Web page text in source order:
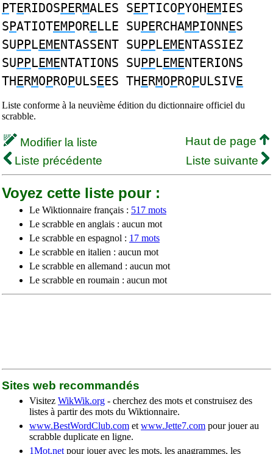
PTERIDOSPERMALES SEPTICOPYOHEMIES
SPATIOTEMPORELLE SUPERCHAMPIONNES
SUPPLEMENTASSENT SUPPLEMENTASSIEZ
SUPPLEMENTATIONS SUPPLEMENTERIONS
THERMOPROPULSEES THERMOPROPULSIVE
Liste conforme à la neuvième édition du dictionnaire officiel du
scrabble.
Modifier la liste
Haut de page
Liste précédente
Liste suivante
Voyez cette liste pour :
Le Wiktionnaire français : 517 mots
Le scrabble en anglais : aucun mot
Le scrabble en espagnol : 17 mots
Le scrabble en italien : aucun mot
Le scrabble en allemand : aucun mot
Le scrabble en roumain : aucun mot
Sites web recommandés
Visitez WikWik.org - cherchez des mots et construisez des
listes à partir des mots du Wiktionnaire.
www.BestWordClub.com et www.Jette7.com pour jouer au
scrabble duplicate en ligne.
1Mot.net pour jouer avec les mots, les anagrammes, les